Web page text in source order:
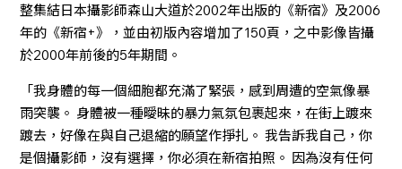
整集結日本攝影師森山大道於2002年出版的《新宿》及2006
年的《新宿+》，並由初版內容增加了150頁，之中影像皆攝
於2000年前後的5年期間。
「我身體的每一個細胞都充滿了緊張，感到周遭的空氣像暴
雨突襲。 身體被一種曖昧的暴力氣氛包裹起來，在街上踱來
踱去，好像在與自己退縮的願望作掙扎。 我告訴我自己，你
是個攝影師，沒有選擇，你必須在新宿拍照。 因為沒有任何